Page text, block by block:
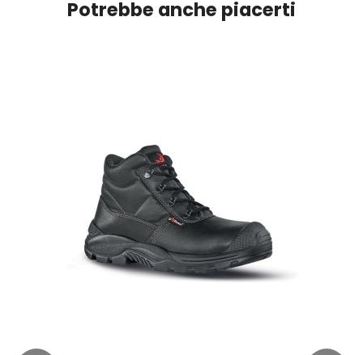
Potrebbe anche piacerti